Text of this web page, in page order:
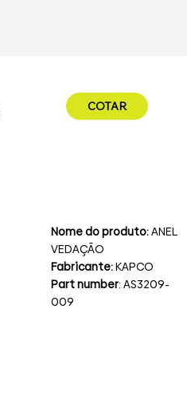
COTAR
Nome do produto:ANEL
VEDAÇÃO
Fabricante:KAPCO
Part number: AS3209-
009